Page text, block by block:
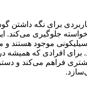
برای نگه داشتن
جلوگیری می‌کند.
موجود هستند و
برای افرادی که همیشه
فراهم می‌کند و